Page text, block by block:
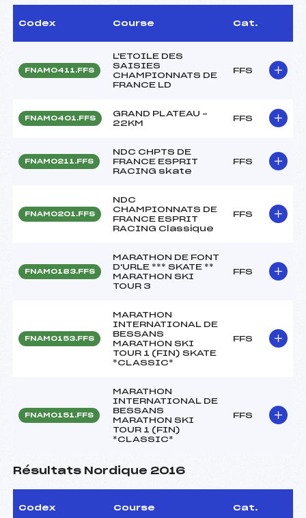
Codex Course Cat.
FNAM0411.FFS
L'ETOILE DES
SAISIES
CHAMPIONNATS DE
FRANCE LD
FFS
FNAM0401.FFS
GRAND PLATEAU –
22KM
FFS
FNAM0211.FFS
NDC CHPTS DE
FRANCE ESPRIT
RACING skate
FFS
FNAM0201.FFS
NDC
CHAMPIONNATS DE
FRANCE ESPRIT
RACING Classique
FFS
FNAM0183.FFS
MARATHON DE FONT
D'URLE *** SKATE **
MARATHON SKI
TOUR 3
FFS
FNAM0153.FFS
MARATHON
INTERNATIONAL DE
BESSANS
MARATHON SKI
TOUR 1 (FIN) SKATE
*CLASSIC*
FFS
FNAM0151.FFS
MARATHON
INTERNATIONAL DE
BESSANS
MARATHON SKI
TOUR 1 (FIN)
*CLASSIC*
FFS
Résultats Nordique 2016
Codex Course Cat.